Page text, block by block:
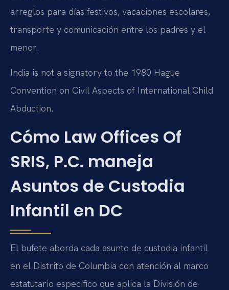
arreglos para días festivos, vacaciones escolares,
transporte y comunicación entre los padres y el
menor.
India is not a signatory to the 1980 Hague
Convention on Civil Aspects of International Child
Abduction.
Cómo Law Offices Of
SRIS, P.C. maneja
Asuntos de Custodia
Infantil en DC
El bufete aborda cada asunto de custodia infantil
en el Distrito de Columbia con atención al marco
estatutario específico que aplica la División de